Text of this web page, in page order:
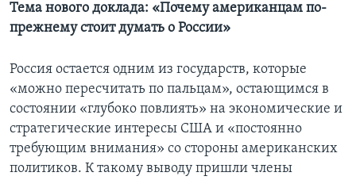
Тема нового доклада: «Почему американцам по-
прежнему стоит думать о России»
Россия остается одним из государств, которые
«можно пересчитать по пальцам», остающимся в
состоянии «глубоко повлиять» на экономические и
стратегические интересы США и «постоянно
требующим внимания» со стороны американских
политиков. К такому выводу пришли члены